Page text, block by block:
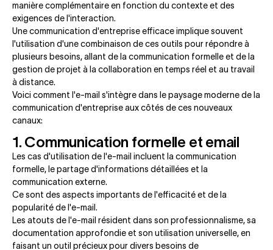
manière complémentaire en fonction du contexte et des
exigences de l'interaction.
Une communication d'entreprise efficace implique souvent
l'utilisation d'une combinaison de ces outils pour répondre à
plusieurs besoins, allant de la communication formelle et de la
gestion de projet à la collaboration en temps réel et au travail
à distance.
Voici comment l'e-mail s'intègre dans le paysage moderne de la
communication d'entreprise aux côtés de ces nouveaux
canaux:
1. Communication formelle et email
Les cas d'utilisation de l'e-mail incluent la communication
formelle, le partage d'informations détaillées et la
communication externe.
Ce sont des aspects importants de l'efficacité et de la
popularité de l'e-mail.
Les atouts de l'e-mail résident dans son professionnalisme, sa
documentation approfondie et son utilisation universelle, en
faisant un outil précieux pour divers besoins de